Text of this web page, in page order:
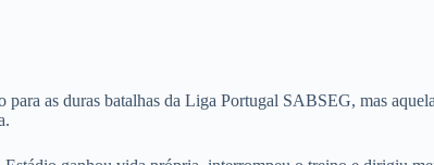
para as duras batalhas da Liga Portugal SABSEG, mas